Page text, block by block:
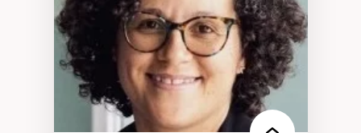
interculturelles
Didactique des langues secondes et
compétence pragmatique
Andragogie
Méthodologies de recherche qualitative